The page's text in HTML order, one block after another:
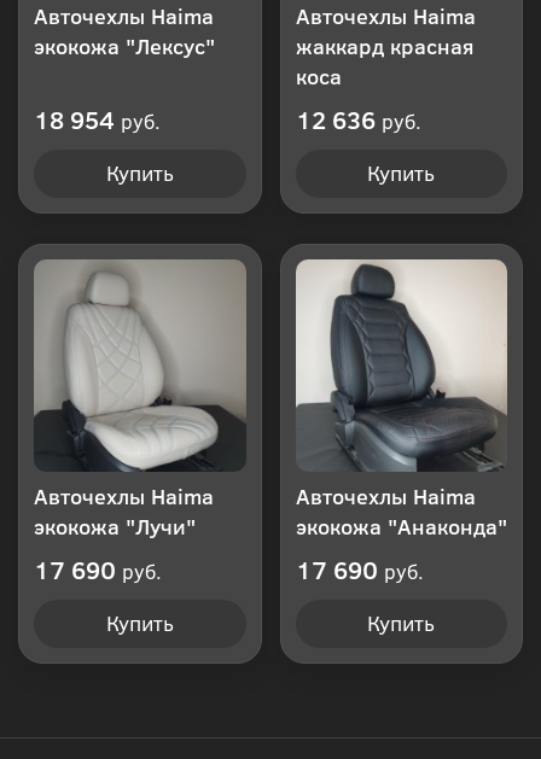
Авточехлы Haima
экокожа "Лексус"
18 954 руб.
Купить
Авточехлы Haima
жаккард красная
коса
12 636 руб.
Купить
Авточехлы Haima
экокожа "Лучи"
17 690 руб.
Купить
Авточехлы Haima
экокожа "Анаконда"
17 690 руб.
Купить